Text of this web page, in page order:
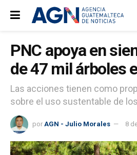
PNC apoya en
de 47 mil árboles
Las acciones tienen como
sobre el uso sustentable de
por AGN - Julio Morales 8